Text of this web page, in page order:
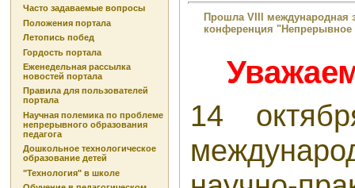
Часто задаваемые вопросы
Положения портала
Летопись побед
Гордость портала
Еженедельная рассылка
новостей портала
Правила для пользователей
портала
Научная полемика по проблеме
непрерывного образования
педагога
Дошкольное технологическое
образование детей
"Технология" в школе
Прошла VIII международная
конференция "Непрерывное
14